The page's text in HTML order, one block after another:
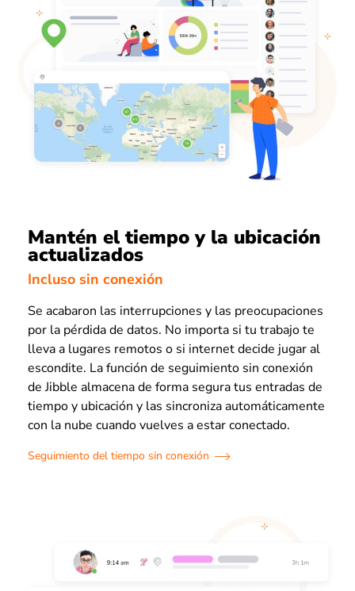
Mantén el tiempo y la ubicación
actualizados
Incluso sin conexión
Se acabaron las interrupciones y las preocupaciones
por la pérdida de datos. No importa si tu trabajo te
lleva a lugares remotos o si internet decide jugar al
escondite. La función de seguimiento sin conexión
de Jibble almacena de forma segura tus entradas de
tiempo y ubicación y las sincroniza automáticamente
con la nube cuando vuelves a estar conectado.
Seguimiento del tiempo sin conexión